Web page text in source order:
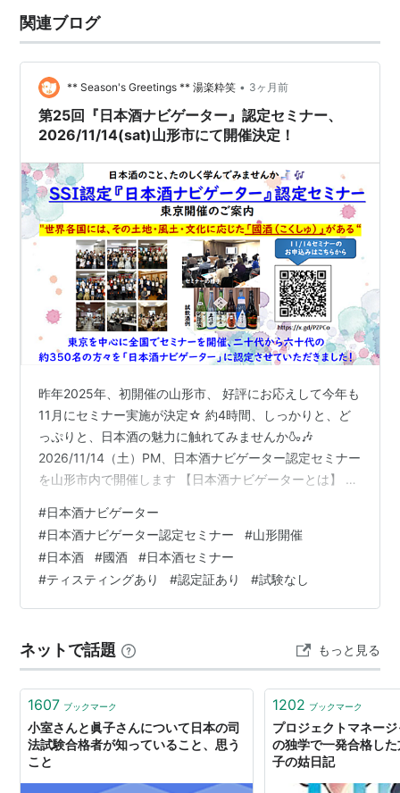
関連ブログ
** Season's Greetings ** 湯楽粋笑 • 3ヶ月前
第25回『日本酒ナビゲーター』認定セミナー、
2026/11/14(sat)山形市にて開催決定！
昨年2025年、初開催の山形市、 好評にお応えして今年も
11月にセミナー実施が決定☆ 約4時間、しっかりと、ど
っぷりと、日本酒の魅力に触れてみませんか🍶🎶
2026/11/14（土）PM、日本酒ナビゲーター認定セミナー
を山形市内で開催します 【日本酒ナビゲーターとは】 ■
ル規定 ■留意事項 ■セミナー開催履歴 ■問い合わせ先
今後の開催日程決定の通知ご希望の方はこちら↓↓へご
登録ください。 ■お申込みフォーム 2026/11/14【日本酒
ナビゲーター】認定セミナー申込フォーム＊山形県山形
市開催 docs.google.com 受講料のお支…
#日本酒ナビゲーター
#日本酒ナビゲーター認定セミナー #山形開催
#日本酒 #國酒 #日本酒セミナー
#ティスティングあり #認定証あり #試験なし
ネットで話題 もっと見る
1607 ブックマーク
小室さんと眞子さんについて日本の司
法試験合格者が知っていること、思う
こと
1202 ブックマーク
プロジェクトマネー
の独学で一発合格し
子の姑日記